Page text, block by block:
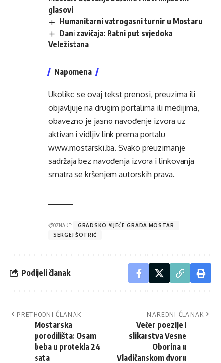
glasovi
Humanitarni vatrogasni turnir u Mostaru
Dani zavičaja: Ratni put svjedoka
Veležistana
Napomena
Ukoliko se ovaj tekst prenosi, preuzima ili
objavljuje na drugim portalima ili medijima,
obavezno je jasno navođenje izvora uz
aktivan i vidljiv link prema portalu
www.mostarski.ba. Svako preuzimanje
sadržaja bez navođenja izvora i linkovanja
smatra se kršenjem autorskih prava.
OZNAKE:
GRADSKO VIJEĆE GRADA MOSTAR
SERGEJ ŠOTRIĆ
Podijeli članak
PRETHODNI ČLANAK
Mostarska
porodilišta: Osam
beba u protekla 24
sata
NAREDNI ČLANAK
Večer poezije i
slikarstva Vesne
Oborina u
Vladičanskom dvoru